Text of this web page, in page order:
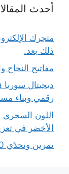
أحدث
متجرك
ذلك بعد.
مفاتيح النجاح
رقمي وبناء
اللون السحري
الأخضر في
تمرين وتحدّي 30 دائرة (ملف مجاني جاهز للطباعة)